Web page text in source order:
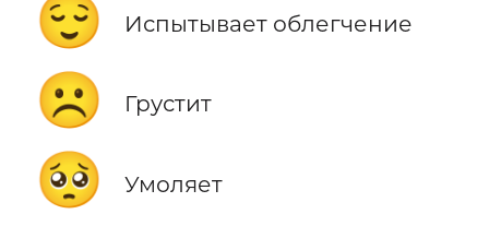
😌 Испытывает облегчение
☹️ Грустит
🥺 Умоляет